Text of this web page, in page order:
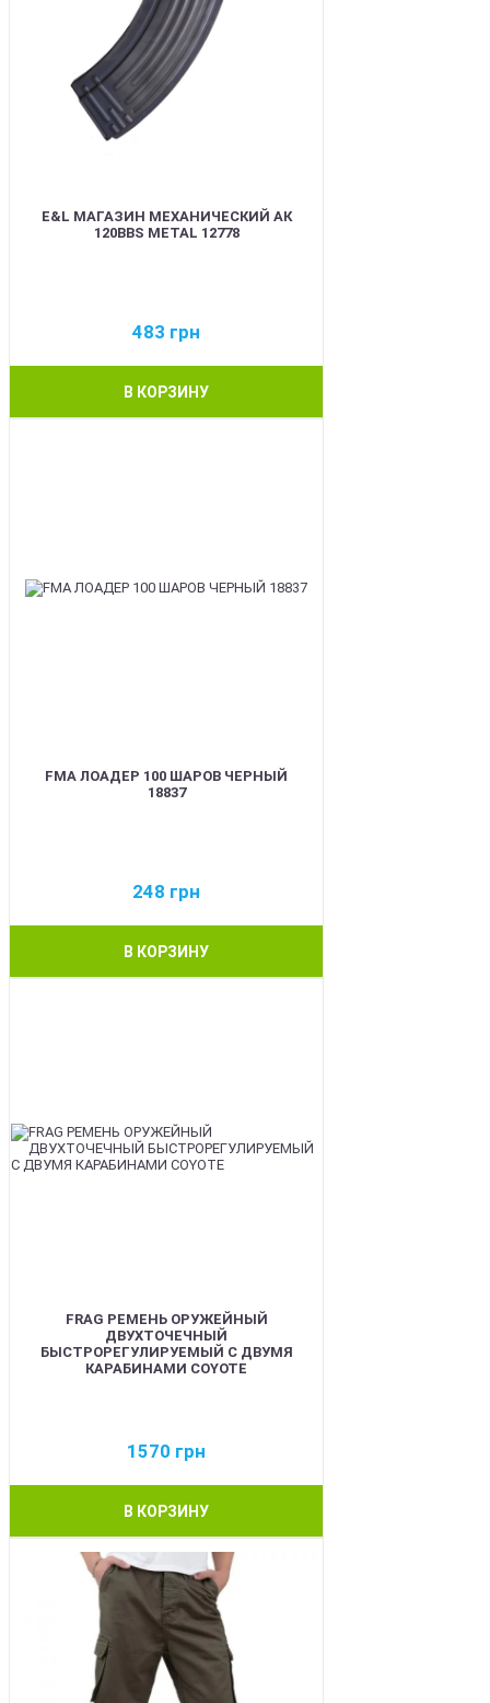
E&L МАГАЗИН МЕХАНИЧЕСКИЙ АК
120BBS METAL 12778
483 грн
В КОРЗИНУ
FMA ЛОАДЕР 100 ШАРОВ ЧЕРНЫЙ
18837
248 грн
В КОРЗИНУ
FRAG РЕМЕНЬ ОРУЖЕЙНЫЙ
ДВУХТОЧЕЧНЫЙ
БЫСТРОРЕГУЛИРУЕМЫЙ С ДВУМЯ
КАРАБИНАМИ COYOTE
1570 грн
В КОРЗИНУ